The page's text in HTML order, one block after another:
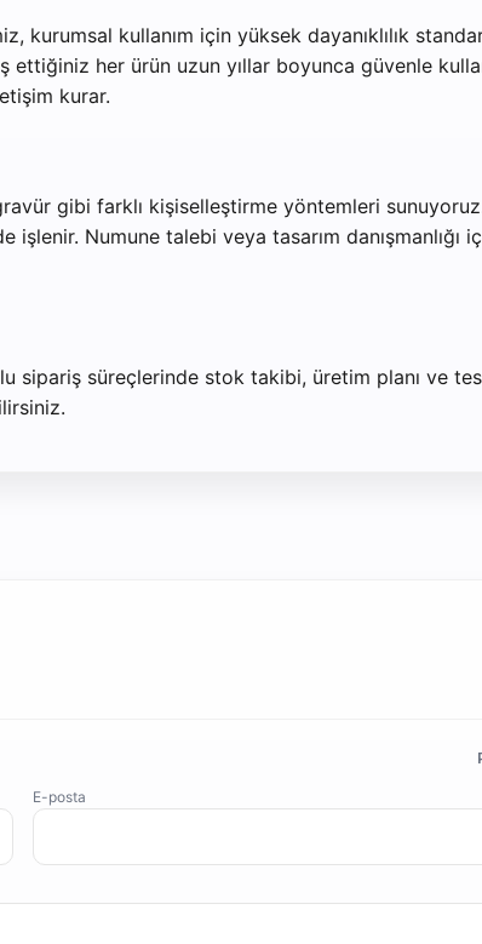
kullanım için yüksek dayanıklılık
her ürün uzun yıllar boyunca güvenle
kurar.
gibi farklı kişiselleştirme yöntemleri
işlenir. Numune talebi veya tasarım danışmanlığı
sipariş süreçlerinde stok takibi, üretim planı ve
E-posta